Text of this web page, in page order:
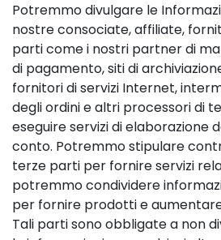
Potremmo divulgare le
nostre consociate, affiliate,
parti come i nostri partner di
di pagamento, siti di
fornitori di servizi Internet,
degli ordini e altri processori di
eseguire servizi di elaborazione
conto. Potremmo stipulare
terze parti per fornire servizi
potremmo condividere
per fornire prodotti e
Tali parti sono obbligate a non